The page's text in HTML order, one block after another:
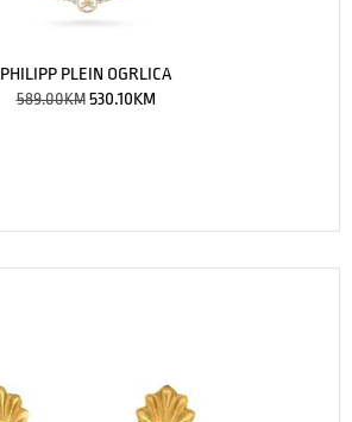
PHILIPP PLEIN OGRLICA
589.00KM 530.10KM